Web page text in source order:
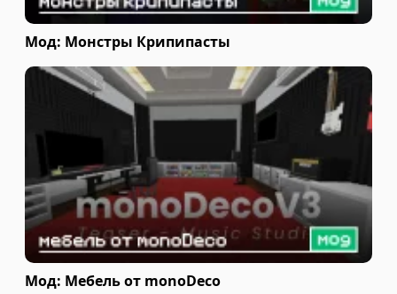
Мод: Монстры Крипипасты
Мод: Мебель от monoDeco